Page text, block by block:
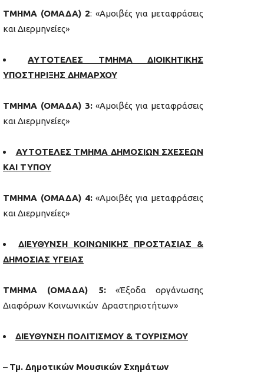
ΤΜΗΜΑ (ΟΜΑΔΑ) 2: «Αμοιβές για μεταφράσεις
και Διερμηνείες»
ΑΥΤΟΤΕΛΕΣ ΤΜΗΜΑ ΔΙΟΙΚΗΤΙΚΗΣ
ΥΠΟΣΤΗΡΙΞΗΣ ΔΗΜΑΡΧΟΥ
ΤΜΗΜΑ (ΟΜΑΔΑ) 3: «Αμοιβές για μεταφράσεις
και Διερμηνείες»
ΑΥΤΟΤΕΛΕΣ ΤΜΗΜΑ ΔΗΜΟΣΙΩΝ ΣΧΕΣΕΩΝ
ΚΑΙ ΤΥΠΟΥ
ΤΜΗΜΑ (ΟΜΑΔΑ) 4: «Αμοιβές για μεταφράσεις
και Διερμηνείες»
ΔΙΕΥΘΥΝΣΗ ΚΟΙΝΩΝΙΚΗΣ ΠΡΟΣΤΑΣΙΑΣ &
ΔΗΜΟΣΙΑΣ ΥΓΕΙΑΣ
ΤΜΗΜΑ (ΟΜΑΔΑ) 5:«Έξοδα οργάνωσης
Διαφόρων Κοινωνικών Δραστηριοτήτων»
ΔΙΕΥΘΥΝΣΗ ΠΟΛΙΤΙΣΜΟΥ & ΤΟΥΡΙΣΜΟΥ
– Τμ. Δημοτικών Μουσικών Σχημάτων